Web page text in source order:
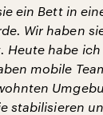
ein Bett in
Wir haben
habe ich
mobile
stabilisieren